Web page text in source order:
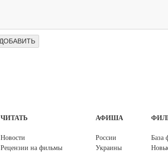
ЧИТАТЬ
Новости
Рецензии на фильмы
АФИША
России
Украины
База